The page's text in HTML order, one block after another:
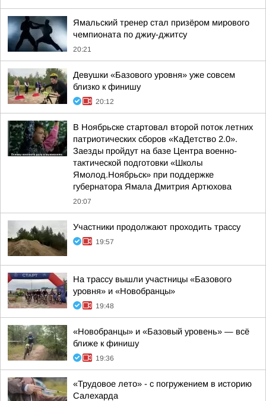
Ямальский тренер стал призёром мирового
чемпионата по джиу-джитсу
20:21
Девушки «Базового уровня» уже совсем
близко к финишу
20:12
В Ноябрьске стартовал второй поток летних
патриотических сборов «КаДетство 2.0».
Заезды пройдут на базе Центра военно-
тактической подготовки «Школы
Ямолод.Ноябрьск» при поддержке
губернатора Ямала Дмитрия Артюхова
20:07
Участники продолжают проходить трассу
19:57
На трассу вышли участницы «Базового
уровня» и «Новобранцы»
19:48
«Новобранцы» и «Базовый уровень» — всё
ближе к финишу
19:36
«Трудовое лето» - с погружением в историю
Салехарда